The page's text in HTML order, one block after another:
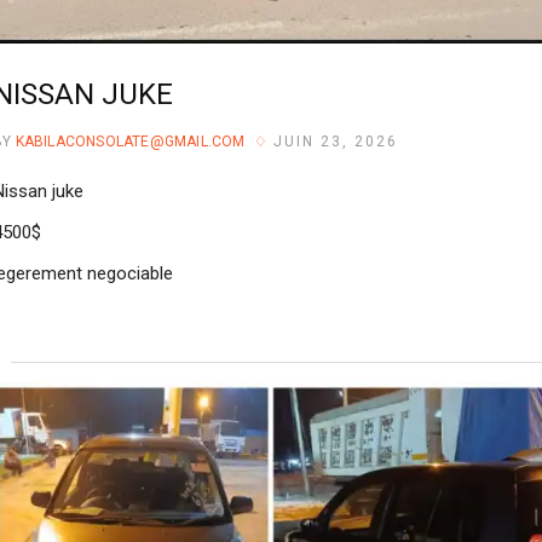
JUKE
KABILACONSOLATE@GMAIL.COM JUIN 23, 2026
juke
negociable